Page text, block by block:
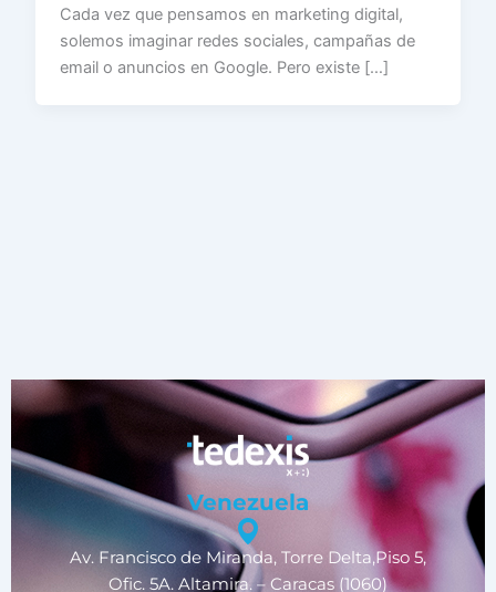
Cada vez que pensamos en marketing digital,
solemos imaginar redes sociales, campañas de
email o anuncios en Google. Pero existe […]
Venezuela
Av. Francisco de Miranda, Torre Delta,Piso 5,
Ofic. 5A. Altamira. – Caracas (1060)